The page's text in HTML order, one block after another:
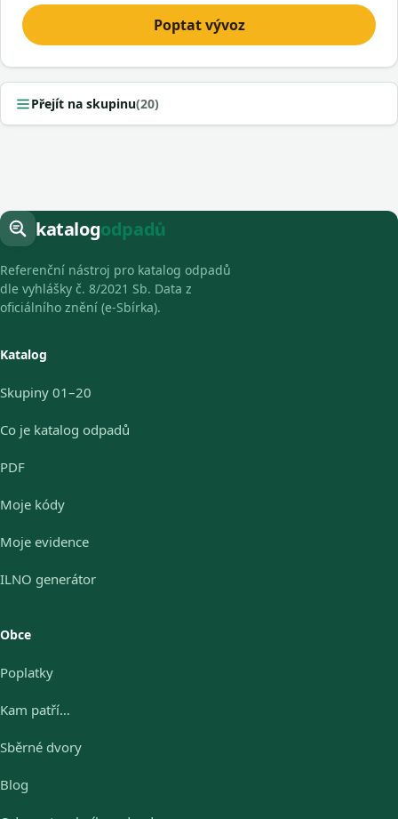
Poptat vývoz
Přejít na skupinu(20)
katalogodpadů
Referenční nástroj pro katalog odpadů
dle vyhlášky č. 8/2021 Sb. Data z
oficiálního znění (e-Sbírka).
Katalog
Skupiny 01–20
Co je katalog odpadů
PDF
Moje kódy
Moje evidence
ILNO generátor
Obce
Poplatky
Kam patří…
Sběrné dvory
Blog